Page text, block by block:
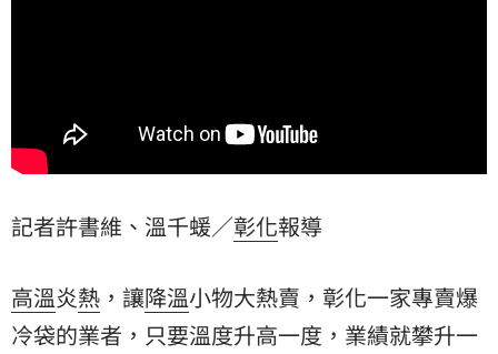
記者許書維、溫千蝯／彰化報導
高溫炎熱 ，讓降溫小物大熱賣，彰化一家專賣爆
冷袋的業者，只要溫度升高一度，業績就攀升一